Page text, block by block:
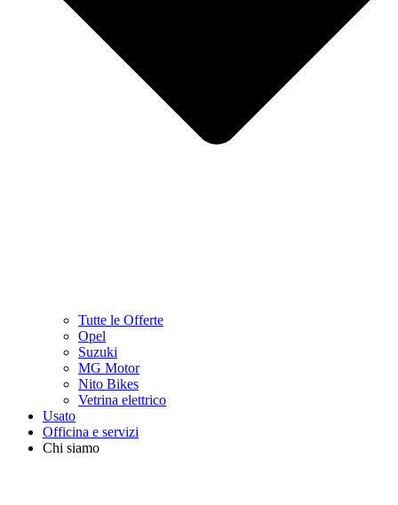
Tutte le Offerte
Opel
Suzuki
MG Motor
Nito Bikes
Vetrina elettrico
Usato
Officina e servizi
Chi siamo